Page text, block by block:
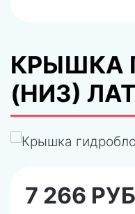
КРЫШКА
(НИЗ)
7 266 РУБ